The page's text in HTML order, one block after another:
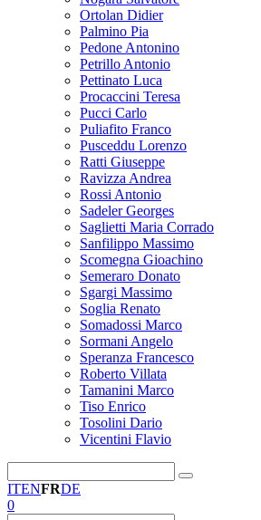
Ortolan Didier
Palmino Pia
Pedone Antonino
Petrillo Antonio
Pettinato Luca
Procaccini Teresa
Pucci Carlo
Puliafito Franco
Pusceddu Lorenzo
Ratti Giuseppe
Ravizza Andrea
Rossi Antonio
Sadeler Georges
Saglietti Maria Corrado
Sanfilippo Massimo
Scomegna Gioachino
Semeraro Donato
Sgargi Massimo
Soglia Renato
Somadossi Marco
Sormani Angelo
Speranza Francesco
Roberto Villata
Tamanini Marco
Tiso Enrico
Tosolini Dario
Vicentini Flavio
ITENFRDE
0